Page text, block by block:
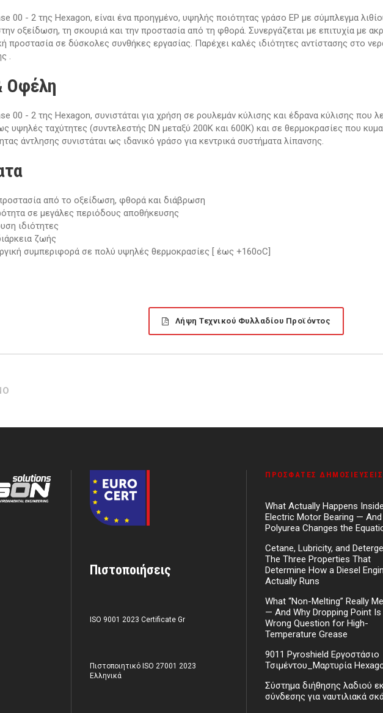
00 - 2 της Hexagon, είναι ένα προηγμένο, υψηλής ποιότητας γράσο EP με σύμπλεγμα
οξείδωση, τη σκουριά και την προστασία από τη φθορά. Συνεργάζεται με επιτυχία με
προστασία σε δύσκολες συνθήκες εργασίας. Παρέχει καλές ιδιότητες αντίστασης στο
.
Οφέλη
00 - 2 της Hexagon, συνιστάται για χρήση σε ρουλεμάν κύλισης και έδρανα κύλισης που
υψηλές ταχύτητες (συντελεστής DN μεταξύ 200Κ και 600Κ) και σε θερμοκρασίες που
άντλησης συνιστάται ως ιδανικό γράσο για κεντρικά συστήματα λίπανσης.
από το οξείδωση, φθορά και διάβρωση
σε μεγάλες περιόδους αποθήκευσης
ιδιότητες
ζωής
συμπεριφορά σε πολύ υψηλές θερμοκρασίες [ έως +160oC]
Λήψη Τεχνικού Φυλλαδίου Προϊόντος
Πιστοποιήσεις
ISO 9001 2023 Certificate Gr
Πιστοποιητικό ISO 27001 2023
Ελληνικά
ΠΡΌΣΦΑΤΕΣ ΔΗΜΟΣΙΕΎΣΕΙΣ
What Actually Happens
Electric Motor Bearing — And
Polyurea Changes the
Cetane, Lubricity, and
The Three Properties That
Determine How a Diesel
Actually Runs
What “Non-Melting” Really
— And Why Dropping Point Is
Wrong Question for High-
Temperature Grease
9011 Pyroshield Εργοστάσιο
Τσιμέντου_Μαρτυρία
Σύστημα διήθησης λαδιού
σύνδεσης για ναυτιλιακά